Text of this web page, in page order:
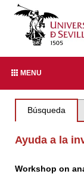
MENU
Búsqueda
Ayuda a la
Workshop on